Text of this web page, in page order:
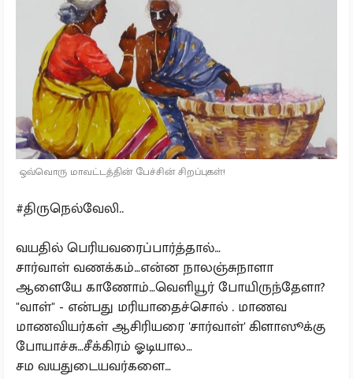
ஒவ்வொரு மாவட்டத்தின் பேச்சின் சிறப்புகள்!
#திருநெல்வேலி..
வயதில் பெரியவரைப்பார்த்தால்…
சார்வாள் வணக்கம்…என்ன நாலஞ்சுநாளா
ஆளையே காணோம்…வெளியூர் போயிருந்தேளா?
"வாள்" - என்பது மரியாதைச்சொல் . மாணவ
மாணவியர்கள் ஆசிரியரை 'சார்வாள்' கிளாஸூக்கு
போயாச்சு…சீக்கிரம் ஓடியால…
சம வயதுடையவர்களை…